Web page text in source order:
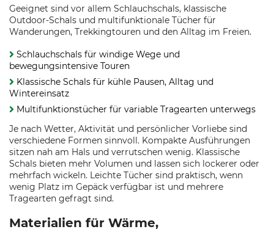
Geeignet sind vor allem Schlauchschals, klassische
Outdoor-Schals und multifunktionale Tücher für
Wanderungen, Trekkingtouren und den Alltag im Freien.
Schlauchschals für windige Wege und
bewegungsintensive Touren
Klassische Schals für kühle Pausen, Alltag und
Wintereinsatz
Multifunktionstücher für variable Tragearten unterwegs
Je nach Wetter, Aktivität und persönlicher Vorliebe sind
verschiedene Formen sinnvoll. Kompakte Ausführungen
sitzen nah am Hals und verrutschen wenig. Klassische
Schals bieten mehr Volumen und lassen sich lockerer oder
mehrfach wickeln. Leichte Tücher sind praktisch, wenn
wenig Platz im Gepäck verfügbar ist und mehrere
Tragearten gefragt sind.
Materialien für Wärme,